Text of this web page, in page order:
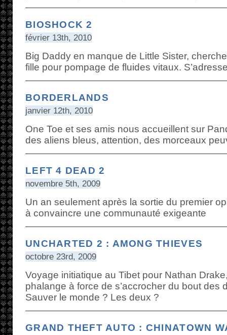
BIOSHOCK 2
février 13th, 2010
Big Daddy en manque de Little Sister,
fille pour pompage de fluides vitaux.
BORDERLANDS
janvier 12th, 2010
One Toe et ses amis nous accueillent sur
des aliens bleus, attention, des morceaux
LEFT 4 DEAD 2
novembre 5th, 2009
Un an seulement après la sortie du premier
à convaincre une communauté exigeante
UNCHARTED 2 : AMONG THIEVES
octobre 23rd, 2009
Voyage initiatique au Tibet pour Nathan
phalange à force de s’accrocher du bout des
Sauver le monde ? Les deux ?
GRAND THEFT AUTO : CHINATOWN